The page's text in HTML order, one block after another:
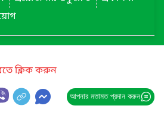
ক্লিক করুন
আপনার মতামত প্রদান করুন